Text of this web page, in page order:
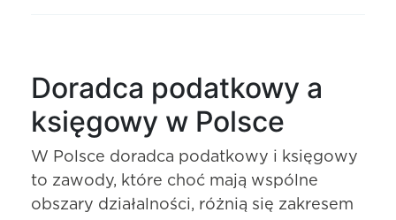
Doradca podatkowy a
księgowy w Polsce
W Polsce doradca podatkowy i księgowy
to zawody, które choć mają wspólne
obszary działalności, różnią się zakresem